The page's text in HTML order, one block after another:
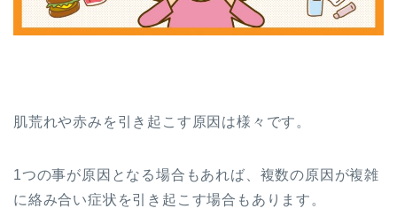
肌荒れや赤みを引き起こす原因は様々です。
1つの事が原因となる場合もあれば、複数の原因が複雑
に絡み合い症状を引き起こす場合もあります。